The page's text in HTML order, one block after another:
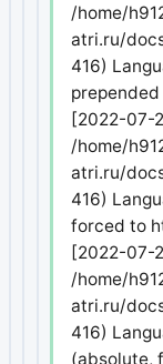
/home/
atri.ru/
416)
[2022-07-
/home/
atri.ru/
416)
forced to
[2022-07-
/home/
atri.ru/
416)
(absolute,